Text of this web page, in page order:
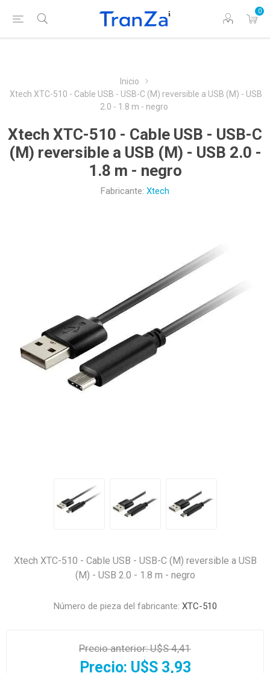
0
Inicio
Xtech XTC-510 - Cable USB - USB-C (M) reversible a USB (M) - USB
2.0 - 1.8 m - negro
Xtech XTC-510 - Cable USB - USB-C
(M) reversible a USB (M) - USB 2.0 -
1.8 m - negro
Fabricante: Xtech
Xtech XTC-510 - Cable USB - USB-C (M) reversible a USB
(M) - USB 2.0 - 1.8 m - negro
Número de pieza del fabricante: XTC-510
Precio anterior:U$S 4,41
Precio: U$S 3,93